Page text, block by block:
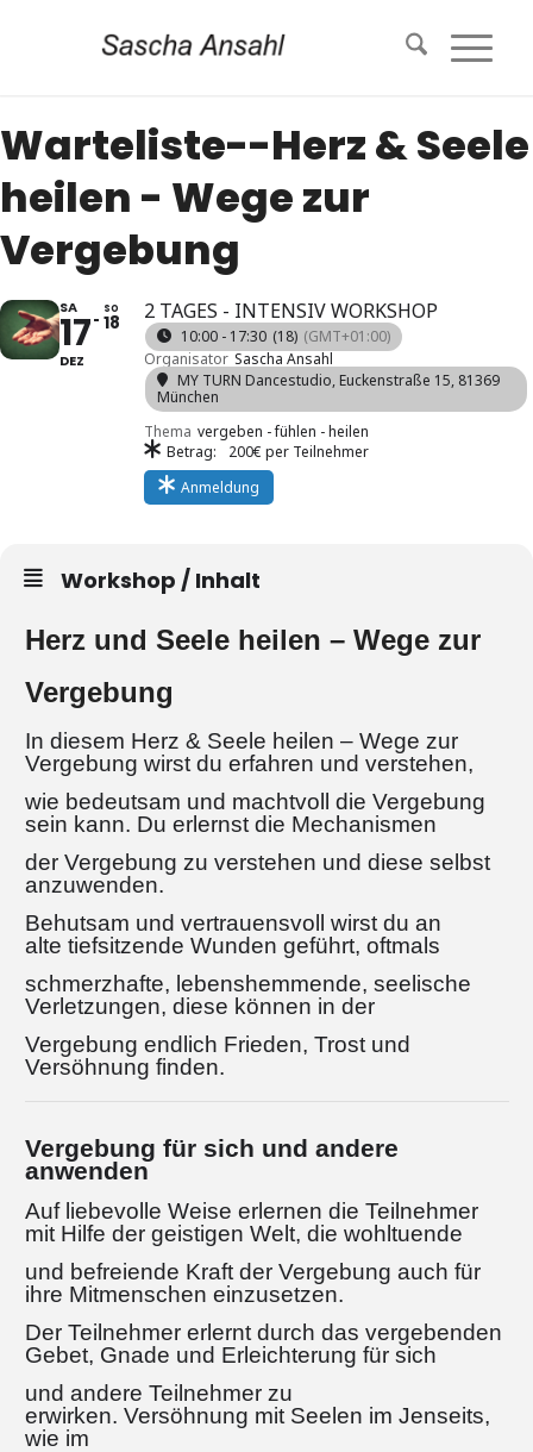
Warteliste--Herz & Seele
heilen - Wege zur
Vergebung
SA
17
DEZ
SO
18 2 TAGES - INTENSIV WORKSHOP
10:00 - 17:30 (18) (GMT+01:00)
Organisator Sascha Ansahl
MY TURN Dancestudio, Euckenstraße 15, 81369
München
Thema vergeben - fühlen - heilen
Betrag:
200€ per Teilnehmer
Anmeldung
Workshop / Inhalt
Herz und Seele heilen – Wege zur
Vergebung
In diesem Herz & Seele heilen – Wege zur
Vergebung wirst du erfahren und verstehen,
wie bedeutsam und machtvoll die Vergebung
sein kann. Du erlernst die Mechanismen
der Vergebung zu verstehen und diese selbst
anzuwenden.
Behutsam und vertrauensvoll wirst du an
alte tiefsitzende Wunden geführt, oftmals
schmerzhafte, lebenshemmende, seelische
Verletzungen, diese können in der
Vergebung endlich Frieden, Trost und
Versöhnung finden.
Vergebung für sich und andere
anwenden
Auf liebevolle Weise erlernen die Teilnehmer
mit Hilfe der geistigen Welt, die wohltuende
und befreiende Kraft der Vergebung auch für
ihre Mitmenschen einzusetzen.
Der Teilnehmer erlernt durch das vergebenden
Gebet, Gnade und Erleichterung für sich
und andere Teilnehmer zu
erwirken. Versöhnung mit Seelen im Jenseits,
wie im